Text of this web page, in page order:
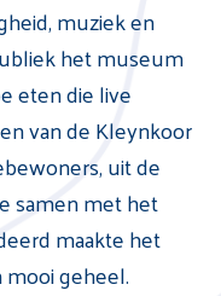
muziek en
het museum
eten die live
van de Kleynkoor
uit de
samen met het
maakte het
geheel.